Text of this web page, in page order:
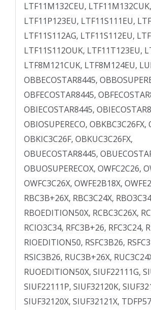
LTF11M132CEU, LTF11M132CUK,
LTF11P123EU, LTF11S111EU,
LTF11S112AG, LTF11S112EU,
LTF11S112OUK, LTF11T123EU,
LTF8M121CUK, LTF8M124EU,
OBBECOSTAR8445,
OBFECOSTAR8445,
OBIECOSTAR8445,
OBIOSUPERECO, OBKBC3C26FX,
OBKIC3C26F, OBKUC3C26FX,
OBUECOSTAR8445,
OBUOSUPERECOX, OWFC2C26,
OWFC3C26X, OWFE2B18X,
RBC3B+26X, RBC3C24X,
RBOEDITION50X, RCBC3C26X,
RCIO3C34, RFC3B+26, RFC3C24,
RIOEDITION50, RSFC3B26,
RSIC3B26, RUC3B+26X,
RUOEDITION50X, SIUF22111G,
SIUF22111P, SIUF32120K,
SIUF32120X, SIUF32121X,